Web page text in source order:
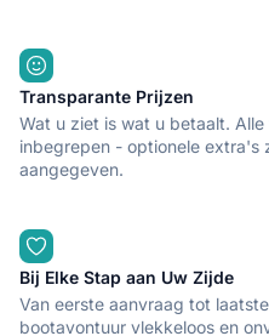
Transparante Prijzen
Wat u ziet is wat u betaalt.
inbegrepen - optionele extra's
aangegeven.
Bij Elke Stap aan Uw Zijde
Van eerste aanvraag tot
bootavontuur vlekkeloos en